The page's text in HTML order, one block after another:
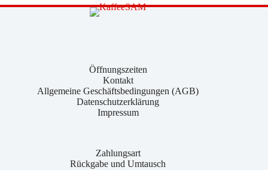
Öffnungszeiten
Kontakt
Allgemeine Geschäftsbedingungen (AGB)
Datenschutzerklärung
Impressum
Zahlungsart
Rückgabe und Umtausch